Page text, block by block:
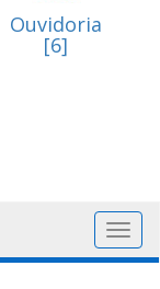
Ouvidoria
[6]